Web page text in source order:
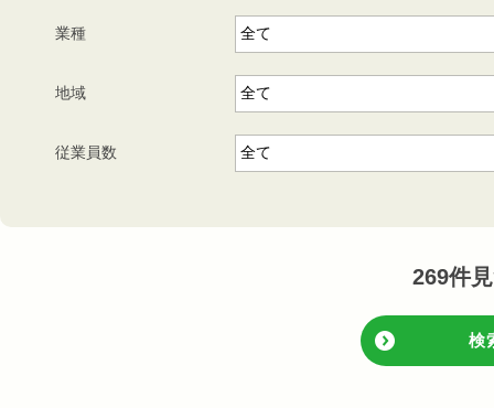
業種
地域
従業員数
269件
検